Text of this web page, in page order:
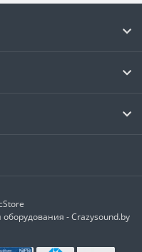
- Crazysound.by